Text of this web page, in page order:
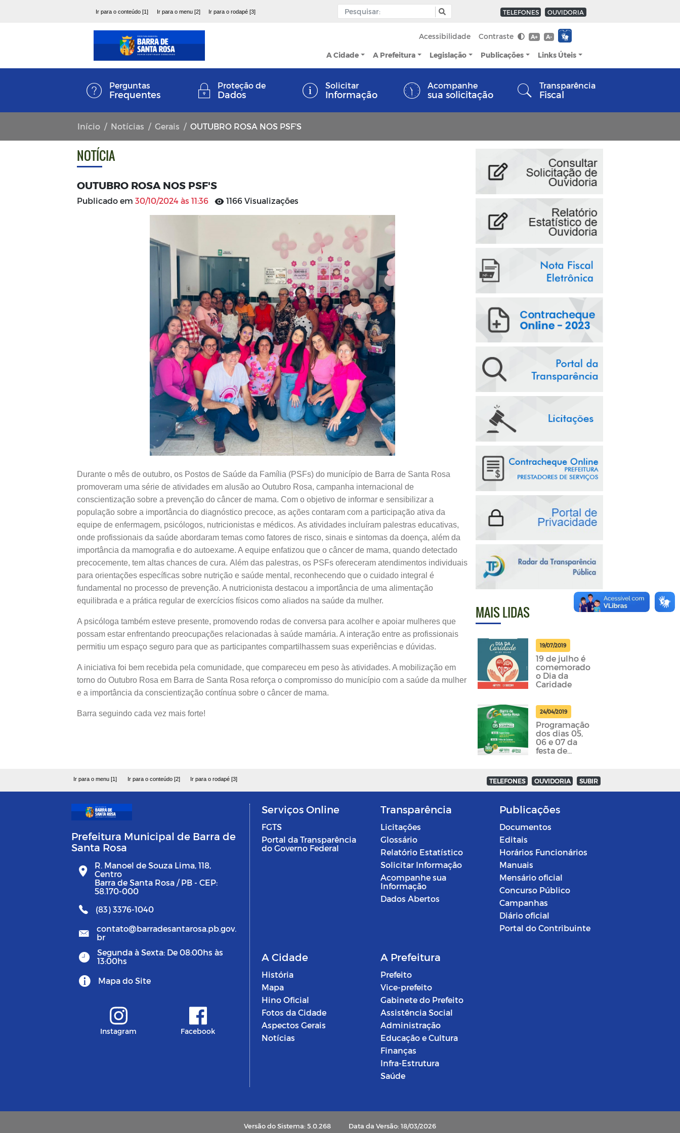
Ir para o conteúdo [1] Ir para o menu [2] Ir para o rodapé [3] TELEFONES OUVIDORIA
Acessibilidade Contraste A+ A-
A Cidade A Prefeitura Legislação Publicações Links Úteis
Perguntas
Frequentes
Proteção de
Dados
Solicitar
Informação
Acompanhe
sua solicitação
Transparência
Fiscal
Início Notícias Gerais OUTUBRO ROSA NOS PSF'S
NOTÍCIA
OUTUBRO ROSA NOS PSF'S
Publicado em 30/10/2024 às 11:36 1166 Visualizações
Durante o mês de outubro, os Postos de Saúde da Família (PSFs) do município de Barra de Santa Rosa
promoveram uma série de atividades em alusão ao Outubro Rosa, campanha internacional de
conscientização sobre a prevenção do câncer de mama. Com o objetivo de informar e sensibilizar a
população sobre a importância do diagnóstico precoce, as ações contaram com a participação ativa da
equipe de enfermagem, psicólogos, nutricionistas e médicos. As atividades incluíram palestras educativas,
onde profissionais da saúde abordaram temas como fatores de risco, sinais e sintomas da doença, além da
importância da mamografia e do autoexame. A equipe enfatizou que o câncer de mama, quando detectado
precocemente, tem altas chances de cura. Além das palestras, os PSFs ofereceram atendimentos individuais
para orientações específicas sobre nutrição e saúde mental, reconhecendo que o cuidado integral é
fundamental no processo de prevenção. A nutricionista destacou a importância de uma alimentação
equilibrada e a prática regular de exercícios físicos como aliados na saúde da mulher.
A psicóloga também esteve presente, promovendo rodas de conversa para acolher e apoiar mulheres que
possam estar enfrentando preocupações relacionadas à saúde mamária. A interação entre as profissionais
permitiu um espaço seguro para que as participantes compartilhassem suas experiências e dúvidas.
A iniciativa foi bem recebida pela comunidade, que compareceu em peso às atividades. A mobilização em
torno do Outubro Rosa em Barra de Santa Rosa reforça o compromisso do município com a saúde da mulher
e a importância da conscientização contínua sobre o câncer de mama.
Barra seguindo cada vez mais forte!
MAIS LIDAS
19/07/2019
19 de julho é
comemorado
o Dia da
Caridade
24/04/2019
Programação
dos dias 05,
06 e 07 da
festa de
foram
divulgadas
Ir para o menu [1] Ir para o conteúdo [2] Ir para o rodapé [3] TELEFONES OUVIDORIA SUBIR
Prefeitura Municipal de Barra de
Santa Rosa
R. Manoel de Souza Lima, 118,
Centro
Barra de Santa Rosa / PB - CEP:
58.170-000
(83) 3376-1040
contato@barradesantarosa.pb.gov.
br
Segunda à Sexta: De 08:00hs às
13:00hs
Mapa do Site
Instagram Facebook
Serviços Online
FGTS
Portal da Transparência
do Governo Federal
Transparência
Licitações
Glossário
Relatório Estatístico
Solicitar Informação
Acompanhe sua
Informação
Dados Abertos
Publicações
Documentos
Editais
Horários Funcionários
Manuais
Mensário oficial
Concurso Público
Campanhas
Diário oficial
Portal do Contribuinte
A Cidade
História
Mapa
Hino Oficial
Fotos da Cidade
Aspectos Gerais
Notícias
A Prefeitura
Prefeito
Vice-prefeito
Gabinete do Prefeito
Assistência Social
Administração
Educação e Cultura
Finanças
Infra-Estrutura
Saúde
Versão do Sistema: 5.0.268 Data da Versão: 18/03/2026